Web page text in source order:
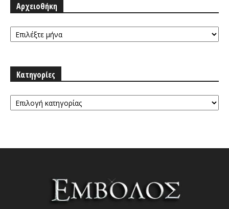
Αρχειοθήκη
Αρχειοθήκη
Κατηγορίες
Κατηγορίες